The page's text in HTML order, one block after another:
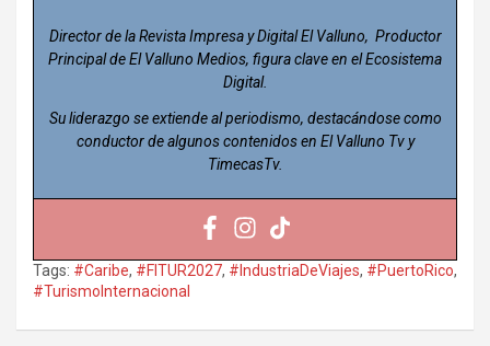
Director de la Revista Impresa y Digital El Valluno, Productor
Principal de El Valluno Medios, figura clave en el Ecosistema
Digital.
Su liderazgo se extiende al periodismo, destacándose como
conductor de algunos contenidos en El Valluno Tv y
TimecasTv.
Tags: #Caribe, #FITUR2027, #IndustriaDeViajes, #PuertoRico,
#TurismoInternacional